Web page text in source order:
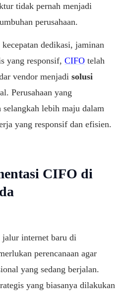
tidak pernah menjadi
perusahaan.
dedikasi, jaminan
yang responsif, CIFO telah
vendor menjadi solusi
Perusahaan yang
selangkah lebih maju dalam
yang responsif dan efisien.
CIFO di
jalur internet baru di
perencanaan agar
yang sedang berjalan.
yang biasanya dilakukan